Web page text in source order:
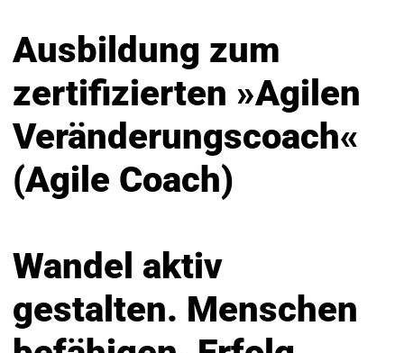
Ausbildung zum
zertifizierten »Agilen
Veränderungscoach«
(Agile Coach)
Wandel aktiv
gestalten. Menschen